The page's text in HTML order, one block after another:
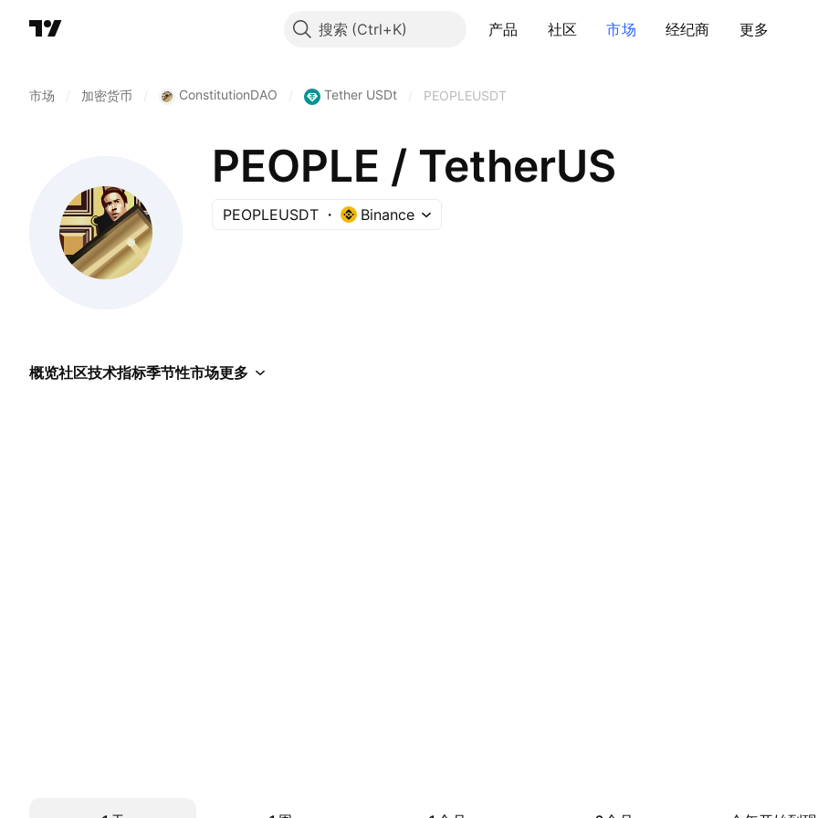
搜索 产品 社区 市场 经纪商 更多
市场 加密货币 ConstitutionDAO Tether USDt PEOPLEUSDT
PEOPLE / TetherUS
PEOPLEUSDT Binance
概览社区技术指标季节性市场更多